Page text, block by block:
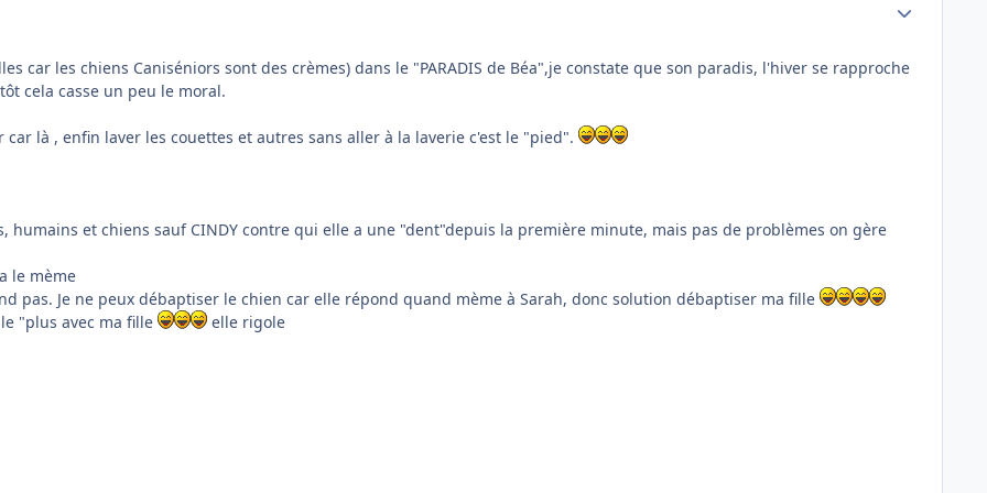
car les chiens Caniséniors sont des crèmes) dans le "PARADIS de Béa",je constate que son paradis, l'hiver se rapproche
cela casse un peu le moral.
là , enfin laver les couettes et autres sans aller à la laverie c'est le "pied".
et chiens sauf CINDY contre qui elle a une "dent"depuis la première minute, mais pas de problèmes on gère
le mème
pas. Je ne peux débaptiser le chien car elle répond quand mème à Sarah, donc solution débaptiser ma fille
"plus avec ma fille
elle rigole